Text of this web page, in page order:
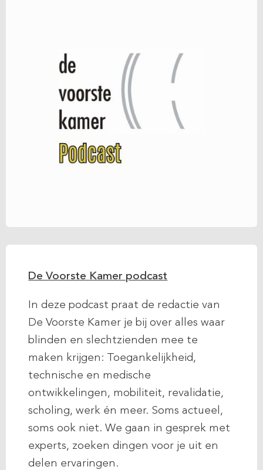
De Voorste Kamer podcast
In deze podcast praat de redactie van
De Voorste Kamer je bij over alles waar
blinden en slechtzienden mee te
maken krijgen: Toegankelijkheid,
technische en medische
ontwikkelingen, mobiliteit, revalidatie,
scholing, werk én meer. Soms actueel,
soms ook niet. We gaan in gesprek met
experts, zoeken dingen voor je uit en
delen ervaringen.